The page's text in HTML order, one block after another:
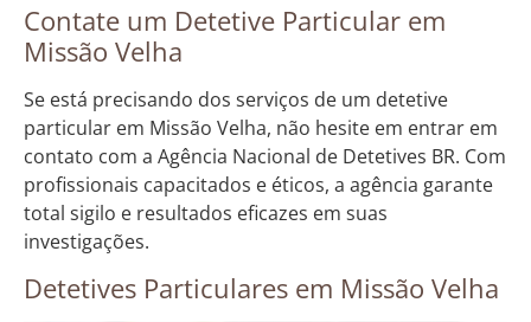
Contate um Detetive Particular em
Missão Velha
Se está precisando dos serviços de um detetive
particular em Missão Velha, não hesite em entrar em
contato com a Agência Nacional de Detetives BR. Com
profissionais capacitados e éticos, a agência garante
total sigilo e resultados eficazes em suas
investigações.
Detetives Particulares em Missão Velha